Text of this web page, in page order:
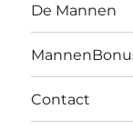
De Mannen
Contact